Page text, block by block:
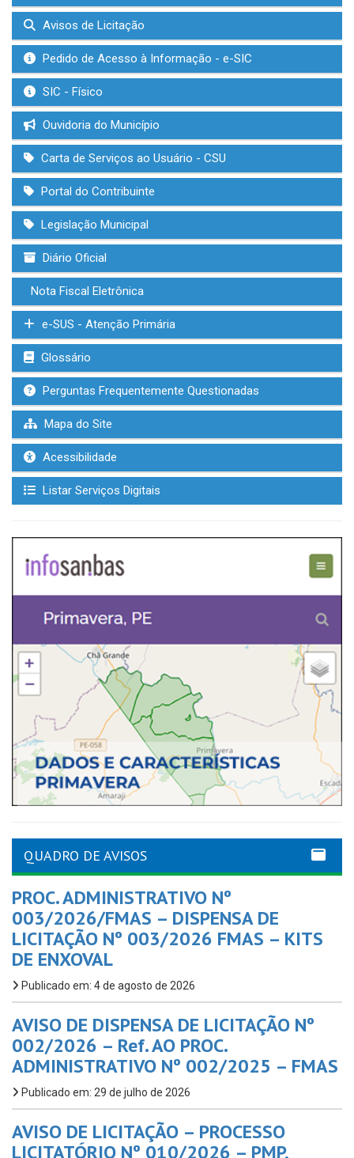
Avisos de Licitação
Pedido de Acesso à Informação - e-SIC
SIC - Físico
Ouvidoria do Município
Carta de Serviços ao Usuário - CSU
Portal do Contribuinte
Legislação Municipal
Diário Oficial
Nota Fiscal Eletrônica
e-SUS - Atenção Primária
Glossário
Perguntas Frequentemente Questionadas
Mapa do Site
Acessibilidade
Listar Serviços Digitais
QUADRO DE AVISOS
PROC. ADMINISTRATIVO Nº
003/2026/FMAS – DISPENSA DE
LICITAÇÃO Nº 003/2026 FMAS – KITS
DE ENXOVAL
Publicado em: 4 de agosto de 2026
AVISO DE DISPENSA DE LICITAÇÃO Nº
002/2026 – Ref. AO PROC.
ADMINISTRATIVO Nº 002/2025 – FMAS
Publicado em: 29 de julho de 2026
AVISO DE LICITAÇÃO – PROCESSO
LICITATÓRIO Nº 010/2026 – PMP,